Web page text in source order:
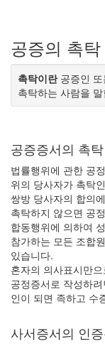
공증의 촉탁
촉탁이란공증인 또
촉탁하는 사람을
공증증서의 촉탁
법률행위에 관한 공
위의 당사자가 촉탁
쌍방 당사자의 합의
촉탁하지 않으면 공
합동행위에 의하여
참가하는 모든 조합
있습니다.
혼자의 의사표시만
공정증서로 작성하
인이 되면 족하고 수
사서증서의 인